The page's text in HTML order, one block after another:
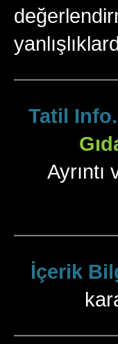
Tatil
İçerik